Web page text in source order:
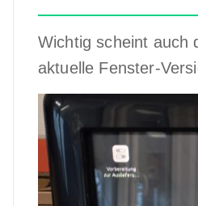
Wichtig scheint auch
aktuelle Fenster-